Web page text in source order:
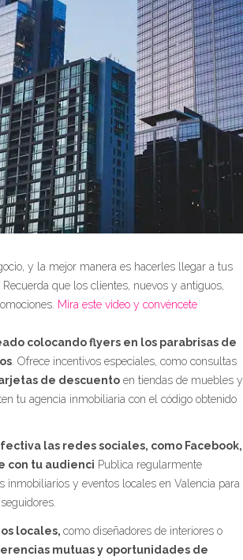
y la mejor manera es hacerles llegar a tus
que los clientes, nuevos y antiguos,
Mira este video y convéncete
colocando flyers en los parabrisas de
. Ofrece incentivos especiales, como consultas
de descuento en tiendas de muebles y
tu agencia inmobiliaria con el código obtenido
las redes sociales, como Facebook,
con tu audienci Publica regularmente
inmobiliarios y eventos locales en Valencia para
locales, como diseñadores de interiores o
mutuas y oportunidades de